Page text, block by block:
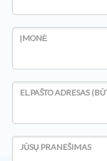
ĮMONĖ
EL.PAŠTO ADRESAS
JŪSŲ PRANEŠIMAS